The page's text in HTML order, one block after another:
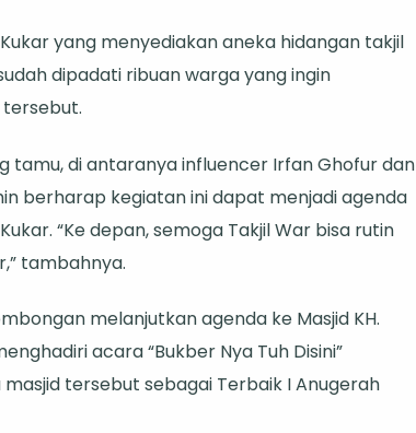
yang menyediakan aneka hidangan takjil
dipadati ribuan warga yang ingin
tamu, di antaranya influencer Irfan Ghofur dan
berharap kegiatan ini dapat menjadi agenda
“Ke depan, semoga Takjil War bisa rutin
tambahnya.
melanjutkan agenda ke Masjid KH.
acara “Bukber Nya Tuh Disini”
tersebut sebagai Terbaik I Anugerah